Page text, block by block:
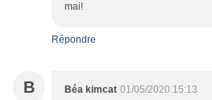
mai!
Répondre
B Béa kimcat 01/05/2020 15:13